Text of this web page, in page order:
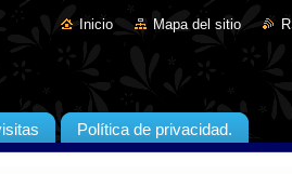
Inicio Mapa del sitio
Política de privacidad.